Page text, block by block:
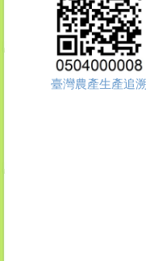
臺灣農產生產追溯